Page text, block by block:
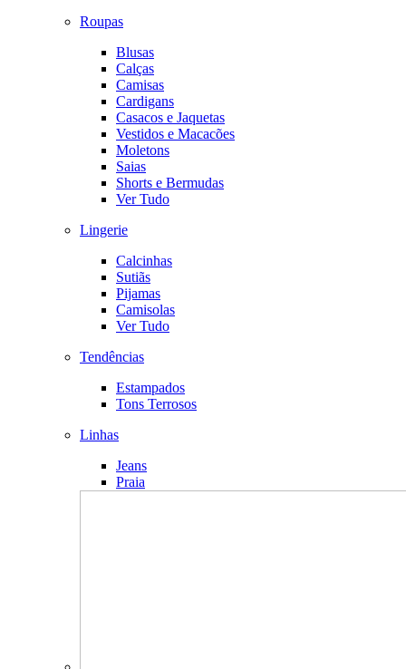
Roupas
Blusas
Calças
Camisas
Cardigans
Casacos e Jaquetas
Vestidos e Macacões
Moletons
Saias
Shorts e Bermudas
Ver Tudo
Lingerie
Calcinhas
Sutiãs
Pijamas
Camisolas
Ver Tudo
Tendências
Estampados
Tons Terrosos
Linhas
Jeans
Praia